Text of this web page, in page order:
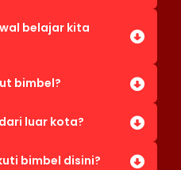
belajar kita
bimbel?
luar kota?
bimbel disini?